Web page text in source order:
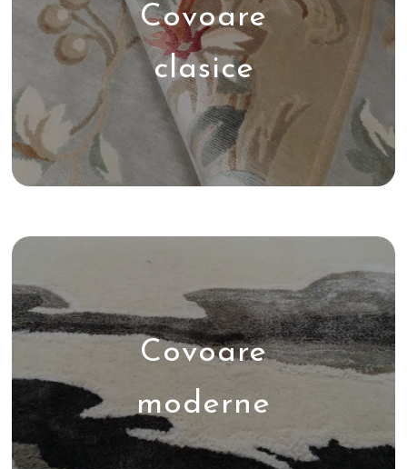
Covoare
clasice
Covoare
moderne